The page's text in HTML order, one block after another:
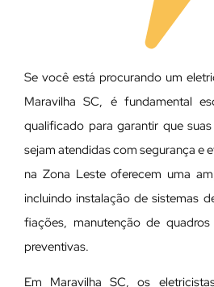
Se você está procurando um
Maravilha SC, é fundamental
qualificado para garantir que
sejam atendidas com segurança e
na Zona Leste oferecem uma
incluindo instalação de sistemas
fiações, manutenção de
preventivas.
Em Maravilha SC, os